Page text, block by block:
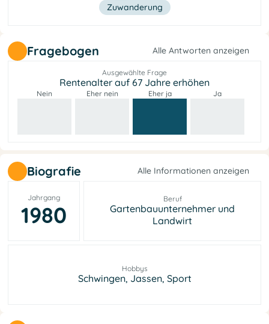
Zuwanderung
Fragebogen Alle Antworten anzeigen
Ausgewählte Frage
Rentenalter auf 67 Jahre erhöhen
Nein Eher nein Eher ja Ja
Biografie Alle Informationen anzeigen
Jahrgang
1980
Beruf
Gartenbauunternehmer und
Landwirt
Hobbys
Schwingen, Jassen, Sport